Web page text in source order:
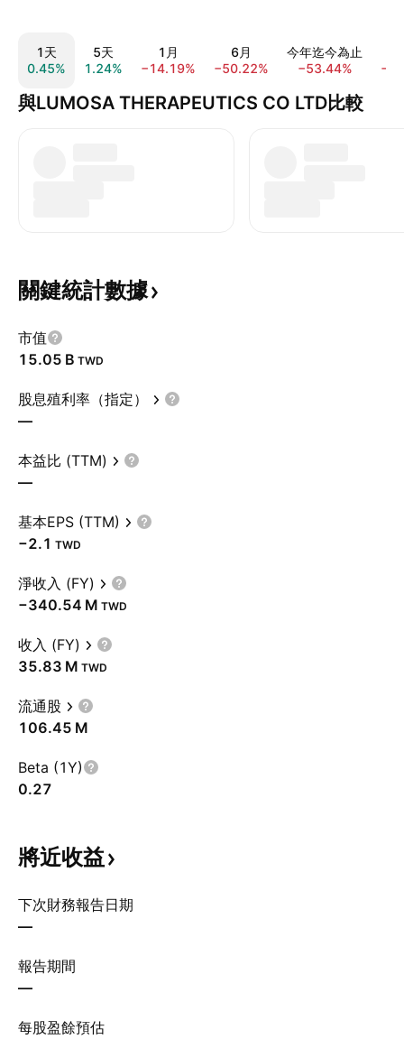
1天
0.45%
5天
1.24%
1月
−14.19%
6月
−50.22%
今年迄今為止
−53.44%
與LUMOSA THERAPEUTICS CO LTD比較
關鍵統計數據
市值
‪15.05 B‬ TWD
股息殖利率（指定）
—
本益比 (TTM)
—
基本EPS (TTM)
−2.1 TWD
淨收入 (FY)
‪−340.54 M‬ TWD
收入 (FY)
‪35.83 M‬ TWD
流通股
‪106.45 M‬
Beta (1Y)
0.27
將近收益
下次財務報告日期
—
報告期間
—
每股盈餘預估